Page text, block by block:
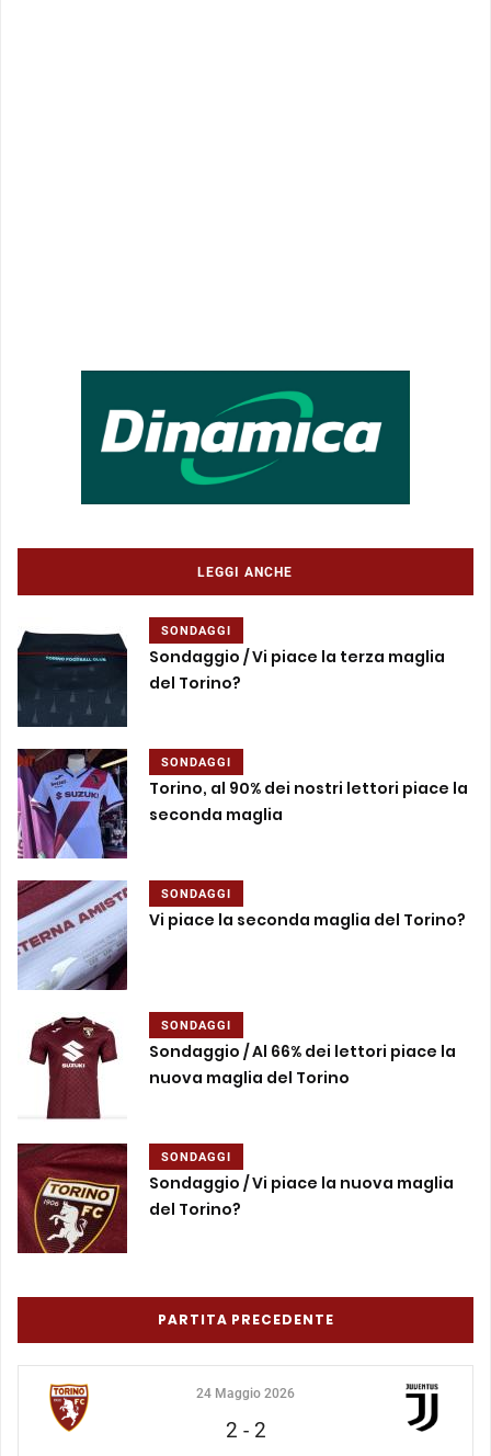
LEGGI ANCHE
SONDAGGI
Sondaggio / Vi piace la terza maglia
del Torino?
SONDAGGI
Torino, al 90% dei nostri lettori piace la
seconda maglia
SONDAGGI
Vi piace la seconda maglia del Torino?
SONDAGGI
Sondaggio / Al 66% dei lettori piace la
nuova maglia del Torino
SONDAGGI
Sondaggio / Vi piace la nuova maglia
del Torino?
PARTITA PRECEDENTE
24 Maggio 2026
2 - 2